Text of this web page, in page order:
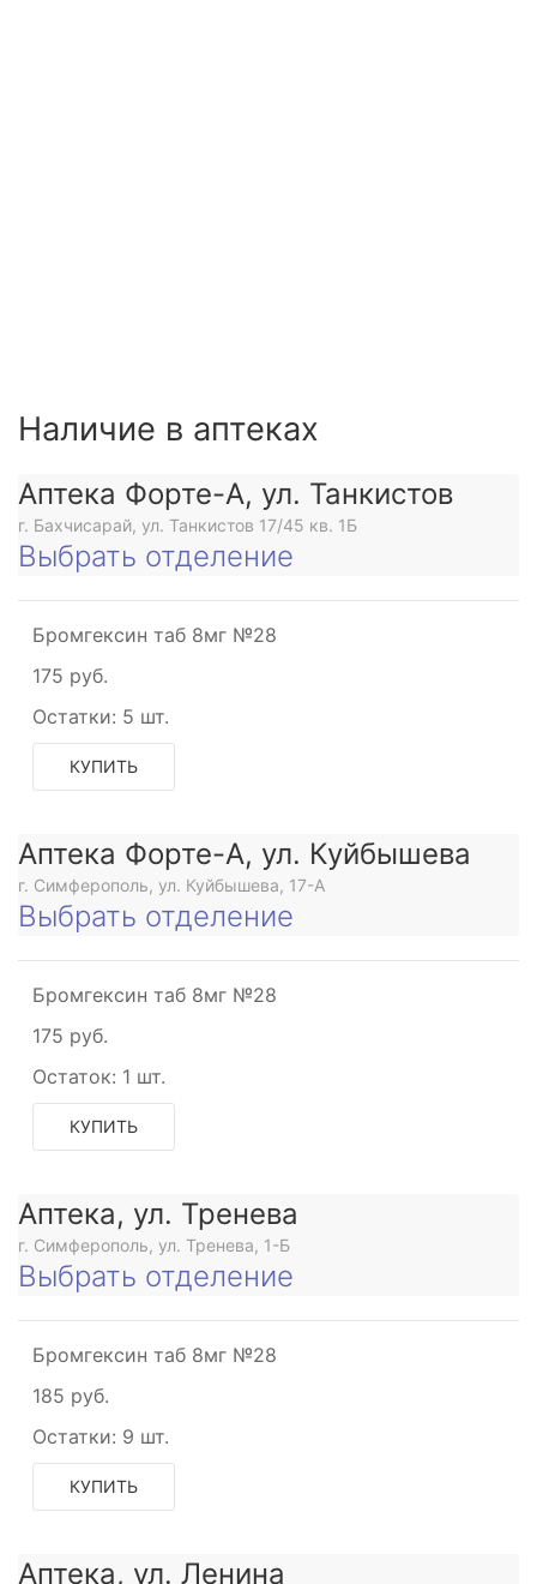
Наличие в аптеках
Аптека Форте-А, ул. Танкистов
г. Бахчисарай, ул. Танкистов 17/45 кв. 1Б
Выбрать отделение
Бромгексин таб 8мг №28
175 руб.
Остатки: 5 шт.
КУПИТЬ
Аптека Форте-А, ул. Куйбышева
г. Симферополь, ул. Куйбышева, 17-А
Выбрать отделение
Бромгексин таб 8мг №28
175 руб.
Остаток: 1 шт.
КУПИТЬ
Аптека, ул. Тренева
г. Симферополь, ул. Тренева, 1-Б
Выбрать отделение
Бромгексин таб 8мг №28
185 руб.
Остатки: 9 шт.
КУПИТЬ
Аптека, ул. Ленина